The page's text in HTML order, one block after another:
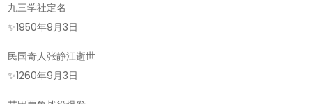
九三学社定名
✨1950年9月3日
民国奇人张静江逝世
✨1260年9月3日